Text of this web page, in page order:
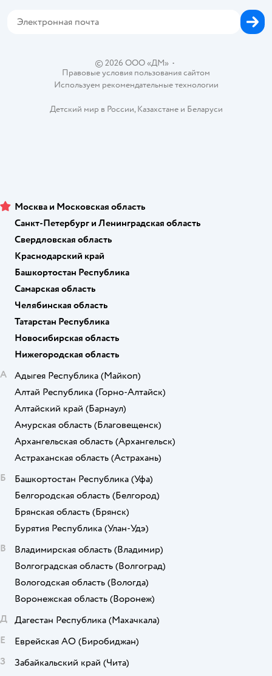
© 2026 ООО «ДМ»•
Правовые условия пользования сайтом
Используем рекомендательные технологии
Детский мир в России,Казахстанеи Беларуси
Москва и Московская область
Санкт-Петербург и Ленинградская область
Свердловская область
Краснодарский край
Башкортостан Республика
Самарская область
Челябинская область
Татарстан Республика
Новосибирская область
Нижегородская область
А
Адыгея Республика (Майкоп)
Алтай Республика (Горно-Алтайск)
Алтайский край (Барнаул)
Амурская область (Благовещенск)
Архангельская область (Архангельск)
Астраханская область (Астрахань)
Б
Башкортостан Республика (Уфа)
Белгородская область (Белгород)
Брянская область (Брянск)
Бурятия Республика (Улан-Удэ)
В
Владимирская область (Владимир)
Волгоградская область (Волгоград)
Вологодская область (Вологда)
Воронежская область (Воронеж)
Д Дагестан Республика (Махачкала)
Е
Еврейская АО (Биробиджан)
З
Забайкальский край (Чита)